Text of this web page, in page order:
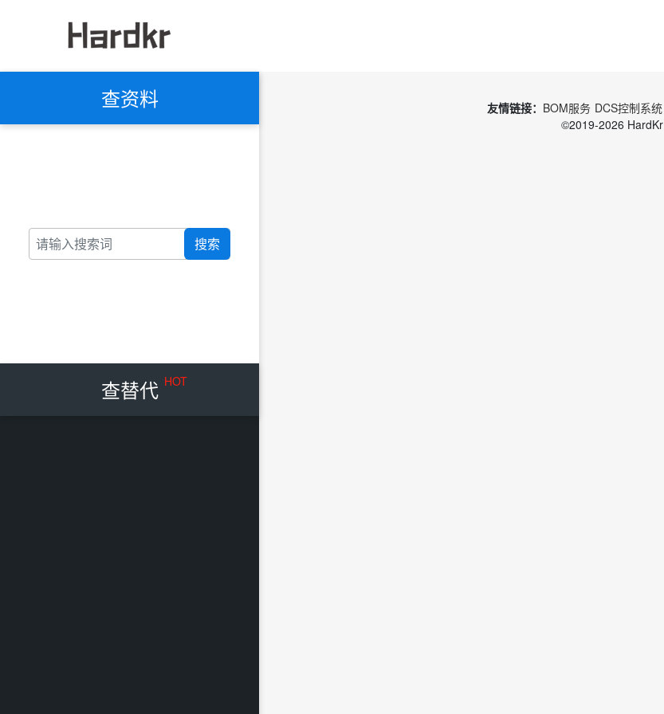
查资料
搜索
查替代 HOT
友情链接： BOM服务 DCS控制系统
©2019-2026 HardKr